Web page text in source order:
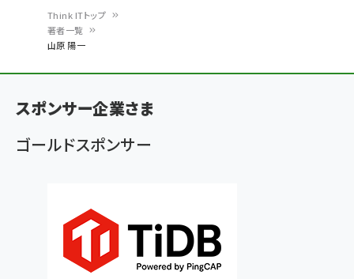
ン
く
ず
Think ITトップ
著者一覧
山原 陽一
スポンサー企業さま
ゴールドスポンサー